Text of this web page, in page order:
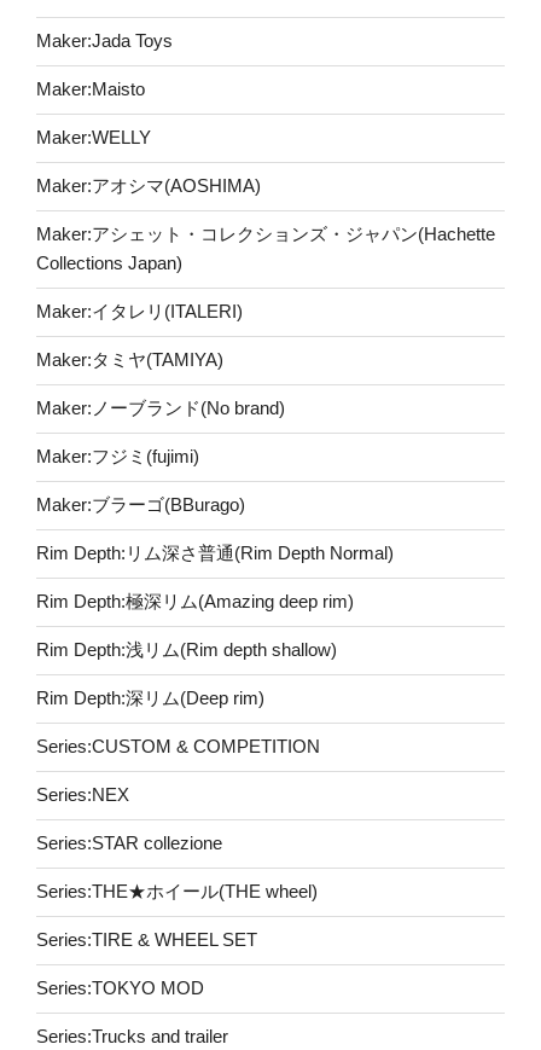
Maker:Jada Toys
Maker:Maisto
Maker:WELLY
Maker:アオシマ(AOSHIMA)
Maker:アシェット・コレクションズ・ジャパン(Hachette
Collections Japan)
Maker:イタレリ(ITALERI)
Maker:タミヤ(TAMIYA)
Maker:ノーブランド(No brand)
Maker:フジミ(fujimi)
Maker:ブラーゴ(BBurago)
Rim Depth:リム深さ普通(Rim Depth Normal)
Rim Depth:極深リム(Amazing deep rim)
Rim Depth:浅リム(Rim depth shallow)
Rim Depth:深リム(Deep rim)
Series:CUSTOM & COMPETITION
Series:NEX
Series:STAR collezione
Series:THE★ホイール(THE wheel)
Series:TIRE & WHEEL SET
Series:TOKYO MOD
Series:Trucks and trailer